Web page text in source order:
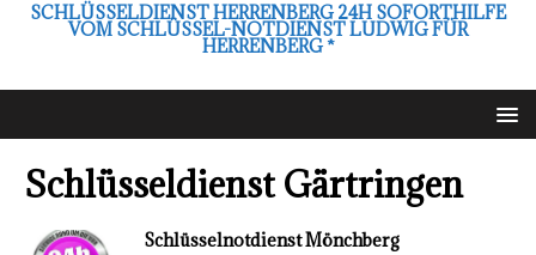
SCHLÜSSELDIENST HERRENBERG 24H SOFORTHILFE
VOM SCHLÜSSEL-NOTDIENST LUDWIG FÜR
HERRENBERG *
Schlüsseldienst Gärtringen
Schlüsselnotdienst Mönchberg